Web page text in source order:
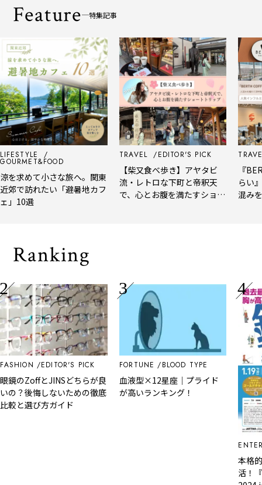
Feature 特集記事
求めて小さな旅へ。関東
で訪れたい「避暑地カフ
10選
TRAVEL EDITOR'S PICK
【柴又食べ歩き】アヤタビ
流・レトロな下町と帝釈天
で、心とお腹を満たすショー
TRAVEL
『
らい』
混みを
Ranking
EDITOR'S PICK
のZoffとJINSどちらが良
？後悔しないための徹底
と選び方ガイド
FORTUNE BLOOD TYPE
血液型×12星座｜プライド
が高いランキング！
本格的
活！『